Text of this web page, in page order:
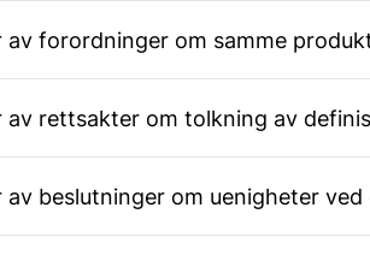
av forordninger om samme
av rettsakter om tolkning av
beslutninger om uenigheter